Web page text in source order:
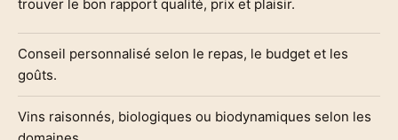
trouver le bon rapport qualité, prix et plaisir.
Conseil personnalisé selon le repas, le budget et les
goûts.
Vins raisonnés, biologiques ou biodynamiques selon les